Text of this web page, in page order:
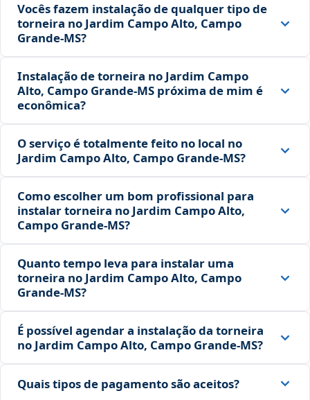
Vocês fazem instalação de qualquer tipo de
torneira no Jardim Campo Alto, Campo
Grande‑MS?
Instalação de torneira no Jardim Campo
Alto, Campo Grande‑MS próxima de mim é
econômica?
O serviço é totalmente feito no local no
Jardim Campo Alto, Campo Grande‑MS?
Como escolher um bom profissional para
instalar torneira no Jardim Campo Alto,
Campo Grande‑MS?
Quanto tempo leva para instalar uma
torneira no Jardim Campo Alto, Campo
Grande‑MS?
É possível agendar a instalação da torneira
no Jardim Campo Alto, Campo Grande‑MS?
Quais tipos de pagamento são aceitos?